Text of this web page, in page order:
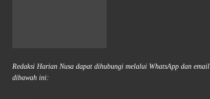
Redaksi Harian Nusa dapat dihubungi melalui WhatsApp dan email
dibawah ini: